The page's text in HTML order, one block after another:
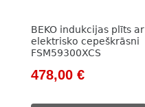
BEKO indukcijas plīts ar
elektrisko cepeškrāsni
FSM59300XCS
Original
478,00€Current